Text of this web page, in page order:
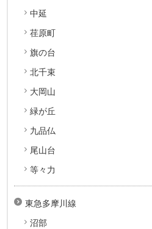
中延
荏原町
旗の台
北千束
大岡山
緑が丘
九品仏
尾山台
等々力
東急多摩川線
沼部